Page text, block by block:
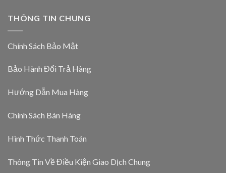
THÔNG TIN CHUNG
Chính Sách Bảo Mật
Bảo Hành Đổi Trả Hàng
Hướng Dẫn Mua Hàng
Chính Sách Bán Hàng
Hình Thức Thanh Toán
Thông Tin Về Điều Kiện Giao Dịch Chung